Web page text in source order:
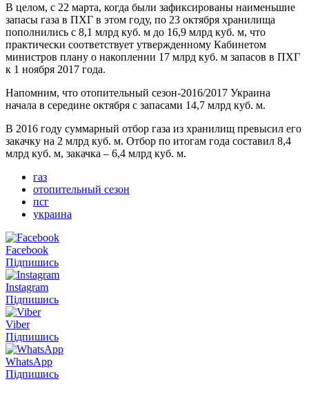
В целом, с 22 марта, когда были зафиксированы наименьшие
запасы газа в ПХГ в этом году, по 23 октября хранилища
пополнились с 8,1 млрд куб. м до 16,9 млрд куб. м, что
практически соответствует утвержденному Кабинетом
министров плану о накоплении 17 млрд куб. м запасов в ПХГ
к 1 ноября 2017 года.
Напомним, что отопительный сезон-2016/2017 Украина
начала в середине октября с запасами 14,7 млрд куб. м.
В 2016 году суммарный отбор газа из хранилищ превысил его
закачку на 2 млрд куб. м. Отбор по итогам года составил 8,4
млрд куб. м, закачка – 6,4 млрд куб. м.
газ
отопительный сезон
псг
украина
Facebook
Підпишись
Instagram
Підпишись
Viber
Підпишись
WhatsApp
Підпишись